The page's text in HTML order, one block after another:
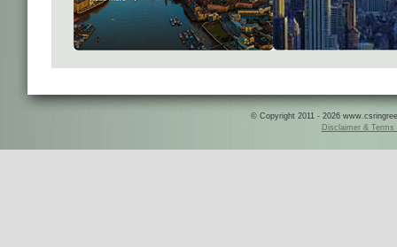
© Copyright 2011 - 2026
Disclaimer & Terms